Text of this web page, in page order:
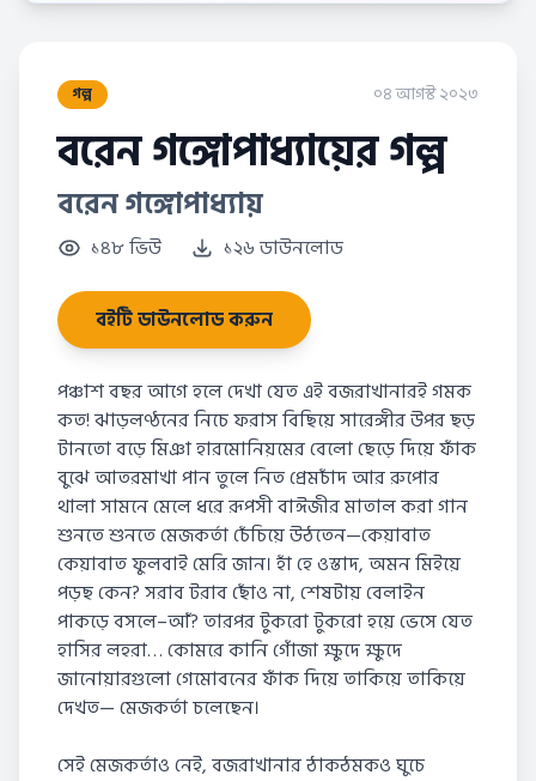
গল্প ০৪ আগস্ট ২০২৩
বরেন গঙ্গোপাধ্যায়ের গল্প
বরেন গঙ্গোপাধ্যায়
১৪৮ ভিউ ১২৬ ডাউনলোড
বইটি ডাউনলোড করুন
পঞ্চাশ বছর আগে হলে দেখা যেত এই বজরাখানারই গমক
কত! ঝাড়লণ্ঠনের নিচে ফরাস বিছিয়ে সারেঙ্গীর উপর ছড়
টানতো বড়ে মিঞা হারমোনিয়মের বেলো ছেড়ে দিয়ে ফাঁক
বুঝে আতরমাখা পান তুলে নিত প্রেমচাঁদ আর রুপোর
থালা সামনে মেলে ধরে রূপসী বাঈজীর মাতাল করা গান
শুনতে শুনতে মেজকর্তা চেঁচিয়ে উঠতেন—কেয়াবাত
কেয়াবাত ফুলবাই মেরি জান। হাঁ হে ওস্তাদ, অমন মিইয়ে
পড়ছ কেন? সরাব টরাব ছোঁও না, শেষটায় বেলাইন
পাকড়ে বসলে–আঁ? তারপর টুকরো টুকরো হয়ে ভেসে যেত
হাসির লহরা… কোমরে কানি গোঁজা ক্ষুদে ক্ষুদে
জানোয়ারগুলো গেমোবনের ফাঁক দিয়ে তাকিয়ে তাকিয়ে
দেখত— মেজকর্তা চলেছেন।
সেই মেজকর্তাও নেই, বজরাখানার ঠাকঠমকও ঘুচে